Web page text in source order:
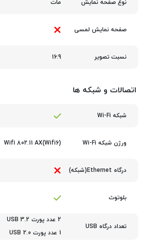
نوع صفحه نمایش مات
صفحه نمایش لمسی
نسبت تصویر 16:9
اتصالات و شبکه ها
شبکه Wi-Fi
ورژن شبکه Wi-Fi Wifi 802.11 AX(Wifi6)
درگاه Ethernet(شبکه)
بلوتوث
تعداد درگاه USB
2 عدد پورت USB 3.2
1 عدد پورت USB 2.0